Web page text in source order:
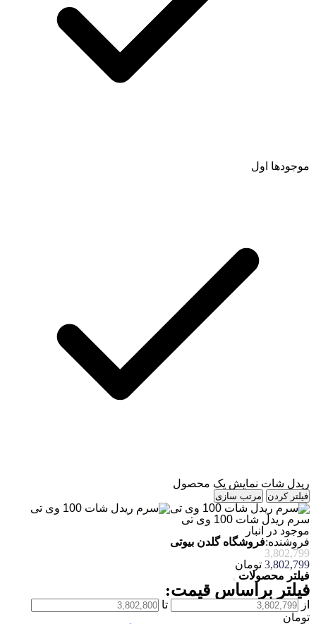
موجودها اول
ریدل شات نمایش یک محصول
فیلتر کردن مرتب سازی
سرم ریدل شات 100 وی تی
موجود در انبار
فروشنده:فروشگاه گلدن بیوتی
3,802,799
3,802,799 تومان
فیلتر محصولات
فیلتر براساس قیمت:
از
تا
تومان